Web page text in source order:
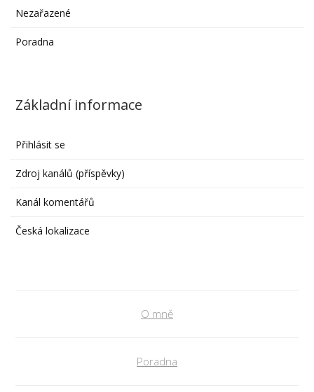
Nezařazené
Poradna
Základní informace
Přihlásit se
Zdroj kanálů (příspěvky)
Kanál komentářů
Česká lokalizace
O mně
Poradna